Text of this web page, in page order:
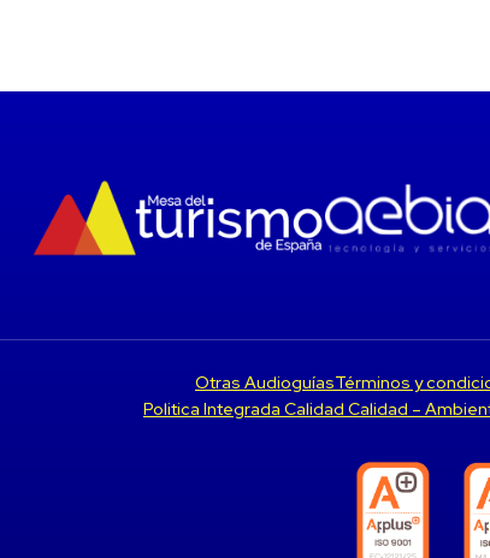
Otras AudioguíasTérminos y
Politica Integrada Calidad Calidad –